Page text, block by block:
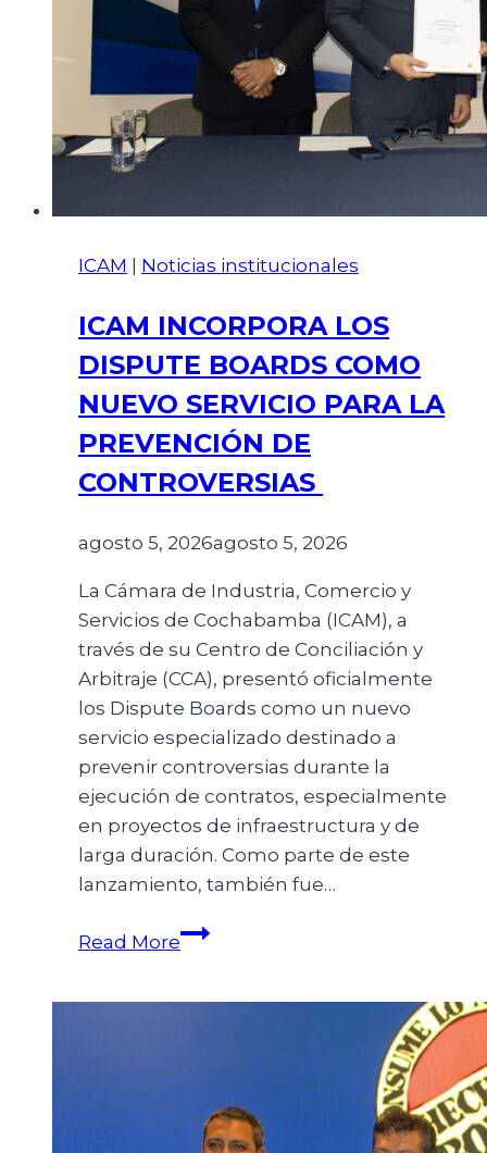
ICAM | Noticias institucionales
ICAM INCORPORA LOS
DISPUTE BOARDS COMO
NUEVO SERVICIO PARA LA
PREVENCIÓN DE
CONTROVERSIAS
agosto 5, 2026agosto 5, 2026
La Cámara de Industria, Comercio y
Servicios de Cochabamba (ICAM), a
través de su Centro de Conciliación y
Arbitraje (CCA), presentó oficialmente
los Dispute Boards como un nuevo
servicio especializado destinado a
prevenir controversias durante la
ejecución de contratos, especialmente
en proyectos de infraestructura y de
larga duración. Como parte de este
lanzamiento, también fue…
Read More